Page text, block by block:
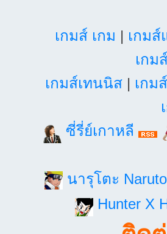
เกมส์ เกม | เกมส์
เกม
เกมส์เทนนิส| เกม
ซี่รี่ย์เกาหลี
นารุโตะ Naruto
Hunter X